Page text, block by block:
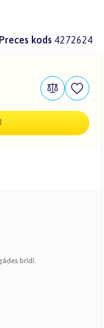
Preces kods 4272624
brīdī.